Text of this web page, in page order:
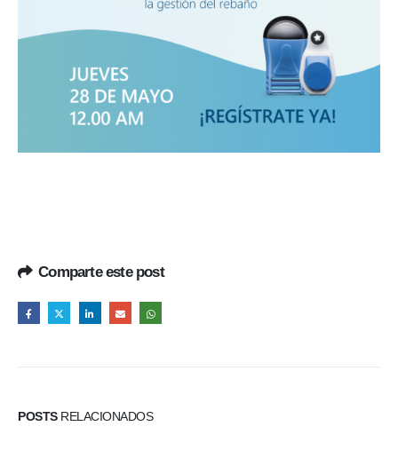
Comparte este post
POSTSRELACIONADOS